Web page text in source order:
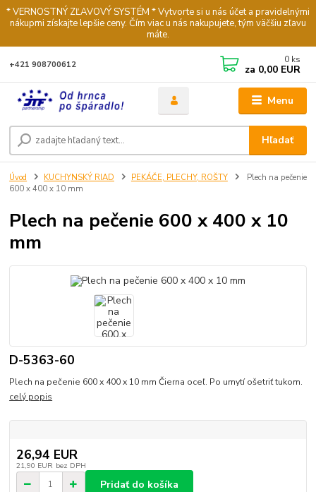
* VERNOSTNÝ ZĽAVOVÝ SYSTÉM * Vytvorte si u nás účet a pravidelnými
nákupmi získajte lepšie ceny. Čím viac u nás nakupujete, tým väčšiu zľavu
máte.
Menu
Hľadať
+421 908700612 0 ks
za 0,00 EUR
Úvod KUCHYNSKÝ RIAD PEKÁČE, PLECHY, ROŠTY
Plech na pečenie
600 x 400 x 10 mm
Plech na pečenie 600 x 400 x 10
mm
D-5363-60
Plech na pečenie 600 x 400 x 10 mm Čierna oceľ. Po umytí ošetriť tukom.
celý popis
26,94 EUR
21,90 EUR bez DPH
Pridať do košíka